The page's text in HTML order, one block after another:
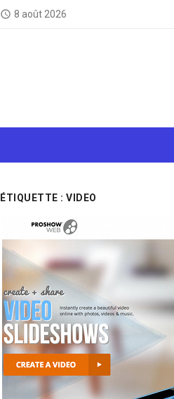
access_time 8 août 2026
ÉTIQUETTE : VIDEO